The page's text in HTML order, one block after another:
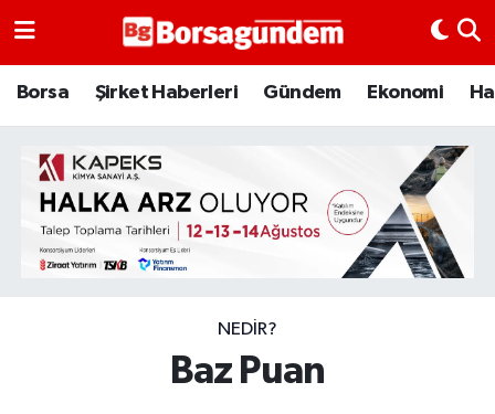
Borsa Şirket Haberleri Gündem Ekonomi
NEDIR?
Baz Puan
Borsa
Emtia
Galeri